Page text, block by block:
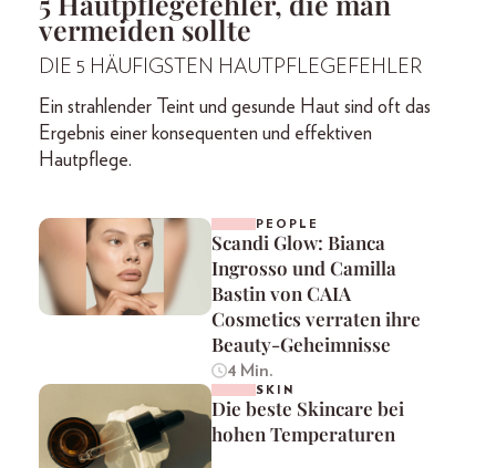
vermeiden sollte
DIE 5 HÄUFIGSTEN HAUTPFLEGEFEHLER
Ein strahlender Teint und gesunde Haut sind oft das
Ergebnis einer konsequenten und effektiven
Hautpflege.
PEOPLE
Scandi Glow: Bianca
Ingrosso und Camilla
Bastin von CAIA
Cosmetics verraten ihre
Beauty-Geheimnisse
4 Min.
SKIN
Die beste Skincare bei
hohen Temperaturen